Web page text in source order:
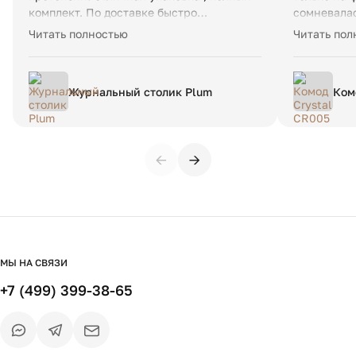
комплект. По доставке быстро
договорились. Все в срок привезли ,
Читать полностью
Журнальный столик Plum
качества
магазину
Читать
← →
МЫ НА СВЯЗИ
+7 (499) 399-38-65